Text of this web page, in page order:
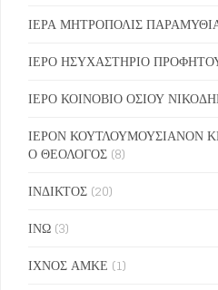
ΙΕΡΑ ΜΗΤΡΟΠΟΛΙΣ
ΙΕΡΟ ΗΣΥΧΑΣΤΗΡΙΟ
ΙΕΡΟ ΚΟΙΝΟΒΙΟ ΟΣΙΟΥ
ΙΕΡΟΝ ΚΟΥΤΛΟΥΜΟΥΣΙΑΝΟΝ
Ο ΘΕΟΛΟΓΟΣ (8)
ΙΝΔΙΚΤΟΣ (20)
ΙΝΩ (3)
ΙΧΝΟΣ ΑΜΚΕ (1)